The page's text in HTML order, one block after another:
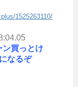
1525263110/
ン買っとけ
なるぞ